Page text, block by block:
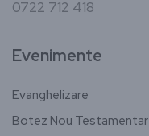
0722 712 418
Evenimente
Evanghelizare
Botez Nou Testamentar